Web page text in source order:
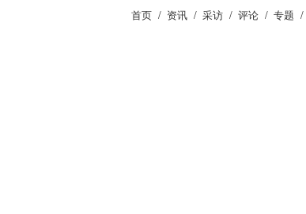
首页 / 资讯 / 采访 / 评论 / 专题 /